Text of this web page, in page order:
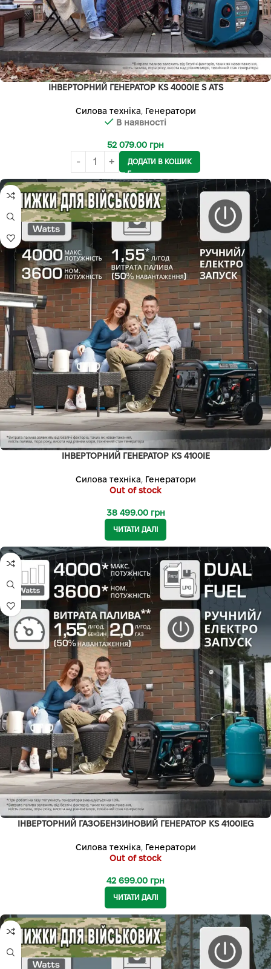
ІНВЕРТОРНИЙ ГЕНЕРАТОР KS 4000IE S ATS
Силова техніка, Генератори
В наявності
52 079.00 грн
ДОДАТИ В КОШИК
ІНВЕРТОРНИЙ ГЕНЕРАТОР KS 4100IE
Силова техніка, Генератори
Out of stock
38 499.00 грн
ЧИТАТИ ДАЛІ
ІНВЕРТОРНИЙ ГАЗОБЕНЗИНОВИЙ ГЕНЕРАТОР KS 4100IEG
Силова техніка, Генератори
Out of stock
42 699.00 грн
ЧИТАТИ ДАЛІ